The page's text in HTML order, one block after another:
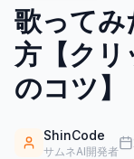
使い方
料金
よくある質
歌ってみ
方【ク
のコツ】
ShinCode
サムネAI開発者